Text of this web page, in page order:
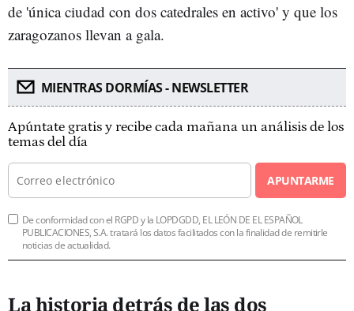
de 'única ciudad con dos catedrales en activo' y que los
zaragozanos llevan a gala.
MIENTRAS DORMÍAS - NEWSLETTER
Apúntate gratis y recibe cada mañana un análisis de los
temas del día
APUNTARME
De conformidad con el RGPD y la LOPDGDD, EL LEÓN DE EL ESPAÑOL
PUBLICACIONES, S.A. tratará los datos facilitados con la finalidad de remitirle
noticias de actualidad.
La historia detrás de las dos